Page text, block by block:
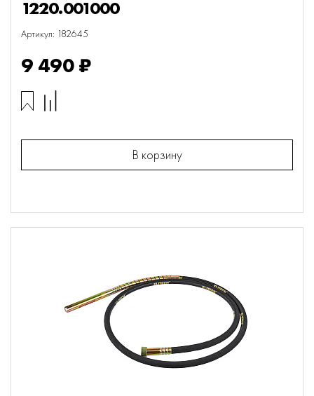
1220.001000
Артикул: 182645
9 490 ₽
В корзину